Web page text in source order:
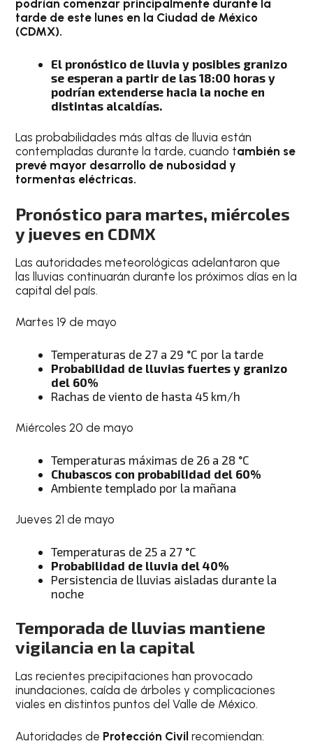
podrían comenzar principalmente durante la
tarde de este lunes en la Ciudad de México
(CDMX).
El pronóstico de lluvia y posibles granizo
se esperan a partir de las 18:00 horas y
podrían extenderse hacia la noche en
distintas alcaldías.
Las probabilidades más altas de lluvia están
contempladas durante la tarde, cuando también se
prevé mayor desarrollo de nubosidad y
tormentas eléctricas.
Pronóstico para martes, miércoles
y jueves en CDMX
Las autoridades meteorológicas adelantaron que
las lluvias continuarán durante los próximos días en la
capital del país.
Martes 19 de mayo
Temperaturas de 27 a 29 °C por la tarde
Probabilidad de lluvias fuertes y granizo
del 60%
Rachas de viento de hasta 45 km/h
Miércoles 20 de mayo
Temperaturas máximas de 26 a 28 °C
Chubascos con probabilidad del 60%
Ambiente templado por la mañana
Jueves 21 de mayo
Temperaturas de 25 a 27 °C
Probabilidad de lluvia del 40%
Persistencia de lluvias aisladas durante la
noche
Temporada de lluvias mantiene
vigilancia en la capital
Las recientes precipitaciones han provocado
inundaciones, caída de árboles y complicaciones
viales en distintos puntos del Valle de México.
Autoridades de Protección Civil recomiendan: